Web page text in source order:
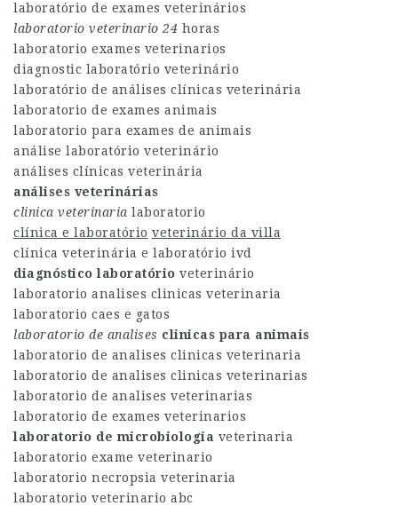
laboratório de exames veterinários
laboratorio veterinario 24 horas
laboratorio exames veterinarios
diagnostic laboratório veterinário
laboratório de análises clínicas veterinária
laboratorio de exames animais
laboratorio para exames de animais
análise laboratório veterinário
análises clínicas veterinária
análises veterinárias
clinica veterinaria laboratorio
clínica e laboratório veterinário da villa
clínica veterinária e laboratório ivd
diagnóstico laboratório veterinário
laboratorio analises clinicas veterinaria
laboratorio caes e gatos
laboratorio de analises clinicas para animais
laboratorio de analises clinicas veterinaria
laboratorio de analises clinicas veterinarias
laboratorio de analises veterinarias
laboratorio de exames veterinarios
laboratorio de microbiologia veterinaria
laboratorio exame veterinario
laboratorio necropsia veterinaria
laboratorio veterinario abc